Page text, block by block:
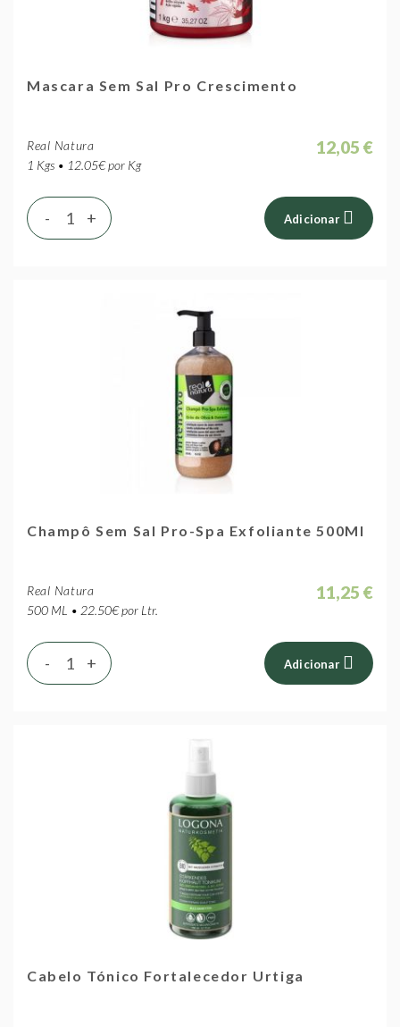
Mascara Sem Sal Pro Crescimento
Real Natura
1 Kgs • 12.05€ por Kg
12,05 €
+
- Adicionar
Champô Sem Sal Pro-Spa Exfoliante 500Ml
Real Natura
500 ML • 22.50€ por Ltr.
11,25 €
+
- Adicionar
Cabelo Tónico Fortalecedor Urtiga